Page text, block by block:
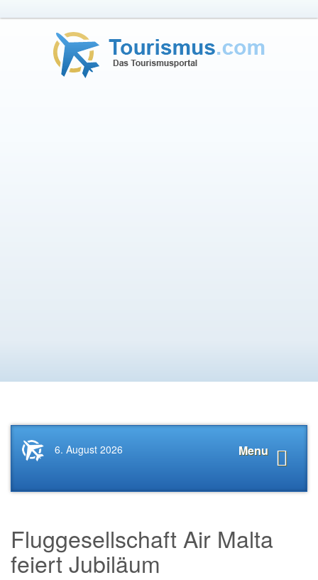
Startseite
News.Tourismus.com
Menu
6. August 2026
Fluggesellschaft Air Malta
feiert Jubiläum